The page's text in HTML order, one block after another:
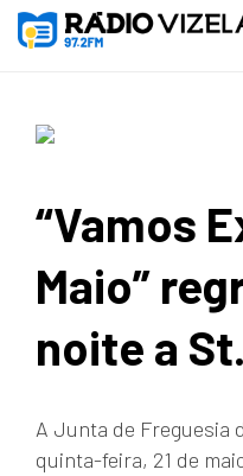
“Vamos
Maio”
noite a
A Junta de Freguesia
quinta-feira, 21 de